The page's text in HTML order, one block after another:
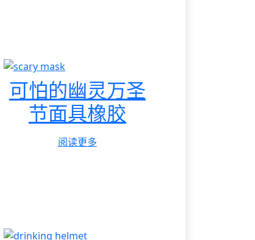
可怕的幽灵万圣
节面具橡胶
阅读更多